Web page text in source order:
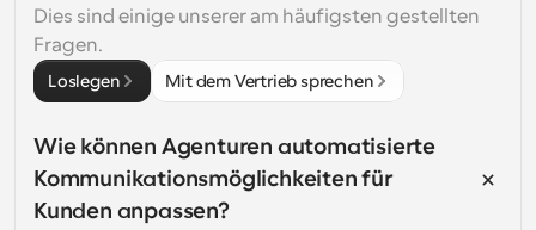
Dies sind einige unserer am häufigsten gestellten
Fragen.
Loslegen Mit dem Vertrieb sprechen
Wie können Agenturen automatisierte
Kommunikationsmöglichkeiten für
Kunden anpassen?